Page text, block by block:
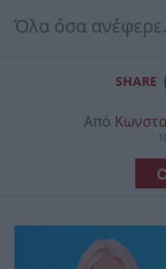
Όλα όσα ανέφερε.
SHARE
Από